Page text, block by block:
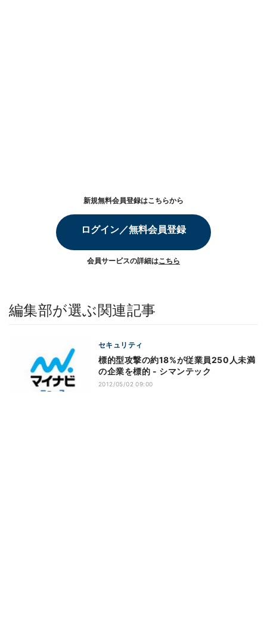
新規無料会員登録はこちらから
ログイン／無料会員登録
会員サービスの詳細はこちら
編集部が選ぶ関連記事
セキュリティ
標的型攻撃の約18%が従業員250人未満
の企業を標的 - シマンテック
2012/05/02 09:00